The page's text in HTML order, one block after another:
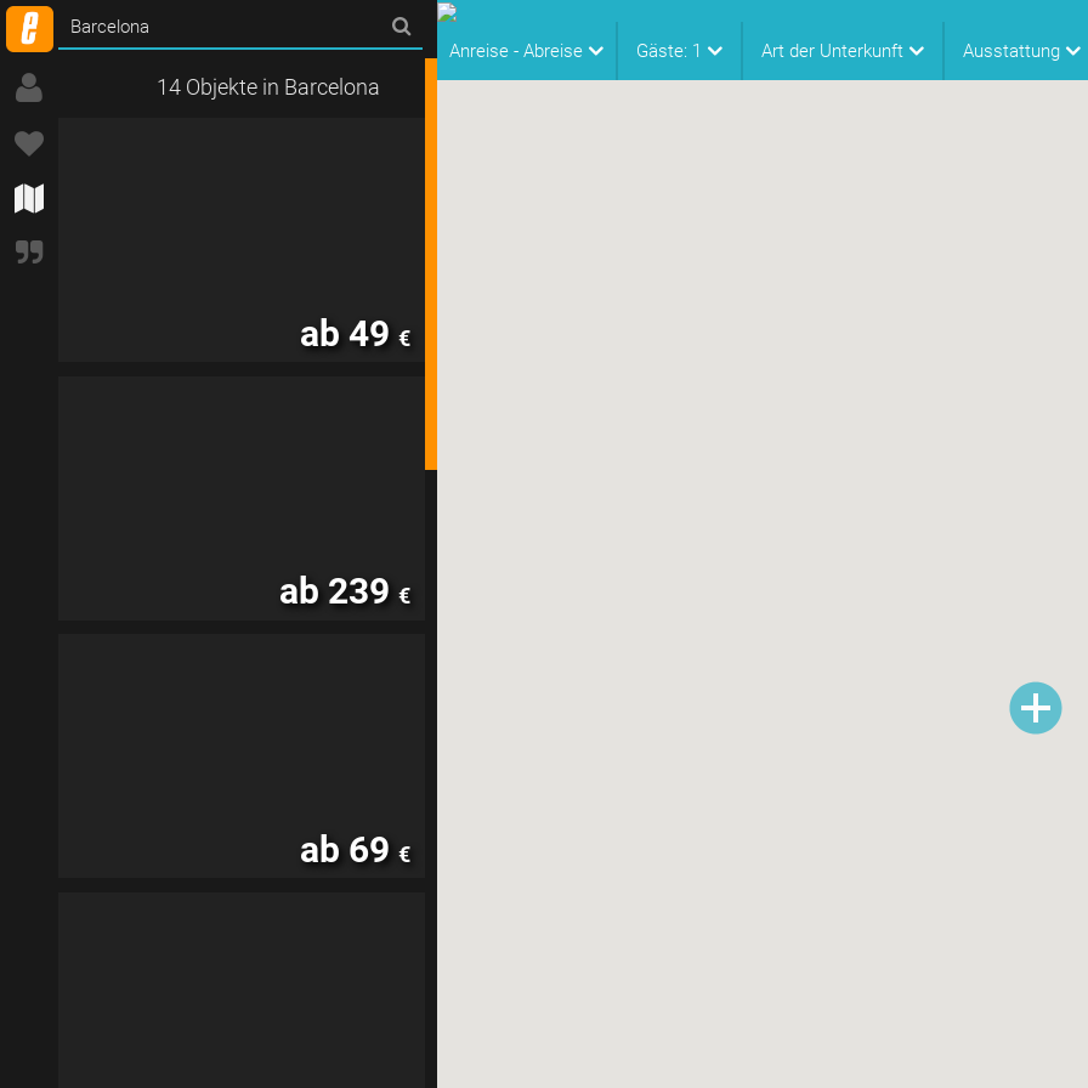
Anreise - Abreise Gäste: 1 Art der Unterkunft Ausstattung
14 Objekte in Barcelona
ab 49 €
ab 239 €
ab 69 €